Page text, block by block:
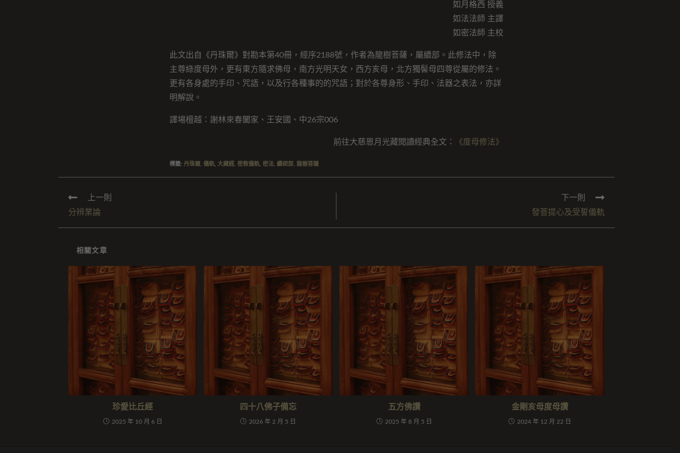
如月格西 授義
如法法師 主譯
如密法師 主校
此文出自《丹珠爾》對勘本第40冊，經序2188號，作者為龍樹菩薩，屬續部。此修法中，除
主尊綠度母外，更有東方隨求佛母，南方光明天女，西方亥母，北方獨髻母四尊從屬的修法。
更有各身處的手印、咒語，以及行各種事的的咒語；對於各尊身形、手印、法器之表法，亦詳
明解說。
譯場檀越：謝林來春闔家、王安國、中26宗006
前往大慈恩月光藏閱讀經典全文： 《度母修法》
標籤: 丹珠爾, 儀軌, 大藏經, 密教儀軌, 密法, 續疏部, 龍樹菩薩
上一則
分辨業論
下一則
發菩提心及受誓儀軌
相關文章
珍愛比丘經
2025 年 10 月 6 日
四十八佛子備忘
2026 年 2 月 5 日
五方佛讚
2025 年 8 月 5 日
金剛亥母度母讚
2024 年 12 月 22 日